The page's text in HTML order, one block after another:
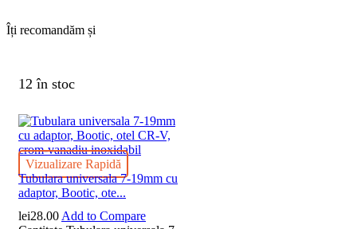
Îți recomandăm și
12 în stoc
Vizualizare Rapidă
Tubulara universala 7-19mm cu
adaptor, Bootic, ote...
lei28.00Add to Compare